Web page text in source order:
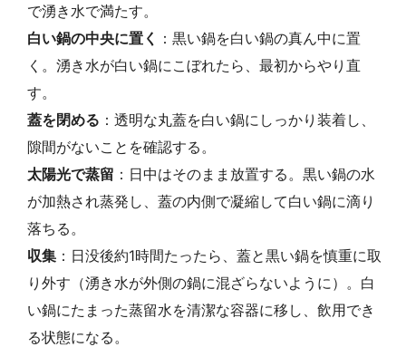
で湧き水で満たす。
白い鍋の中央に置く ：黒い鍋を白い鍋の真ん中に置
く。湧き水が白い鍋にこぼれたら、最初からやり直
す。
蓋を閉める ：透明な丸蓋を白い鍋にしっかり装着し、
隙間がないことを確認する。
太陽光で蒸留 ：日中はそのまま放置する。黒い鍋の水
が加熱され蒸発し、蓋の内側で凝縮して白い鍋に滴り
落ちる。
収集 ：日没後約1時間たったら、蓋と黒い鍋を慎重に取
り外す（湧き水が外側の鍋に混ざらないように）。白
い鍋にたまった蒸留水を清潔な容器に移し、飲用でき
る状態になる。